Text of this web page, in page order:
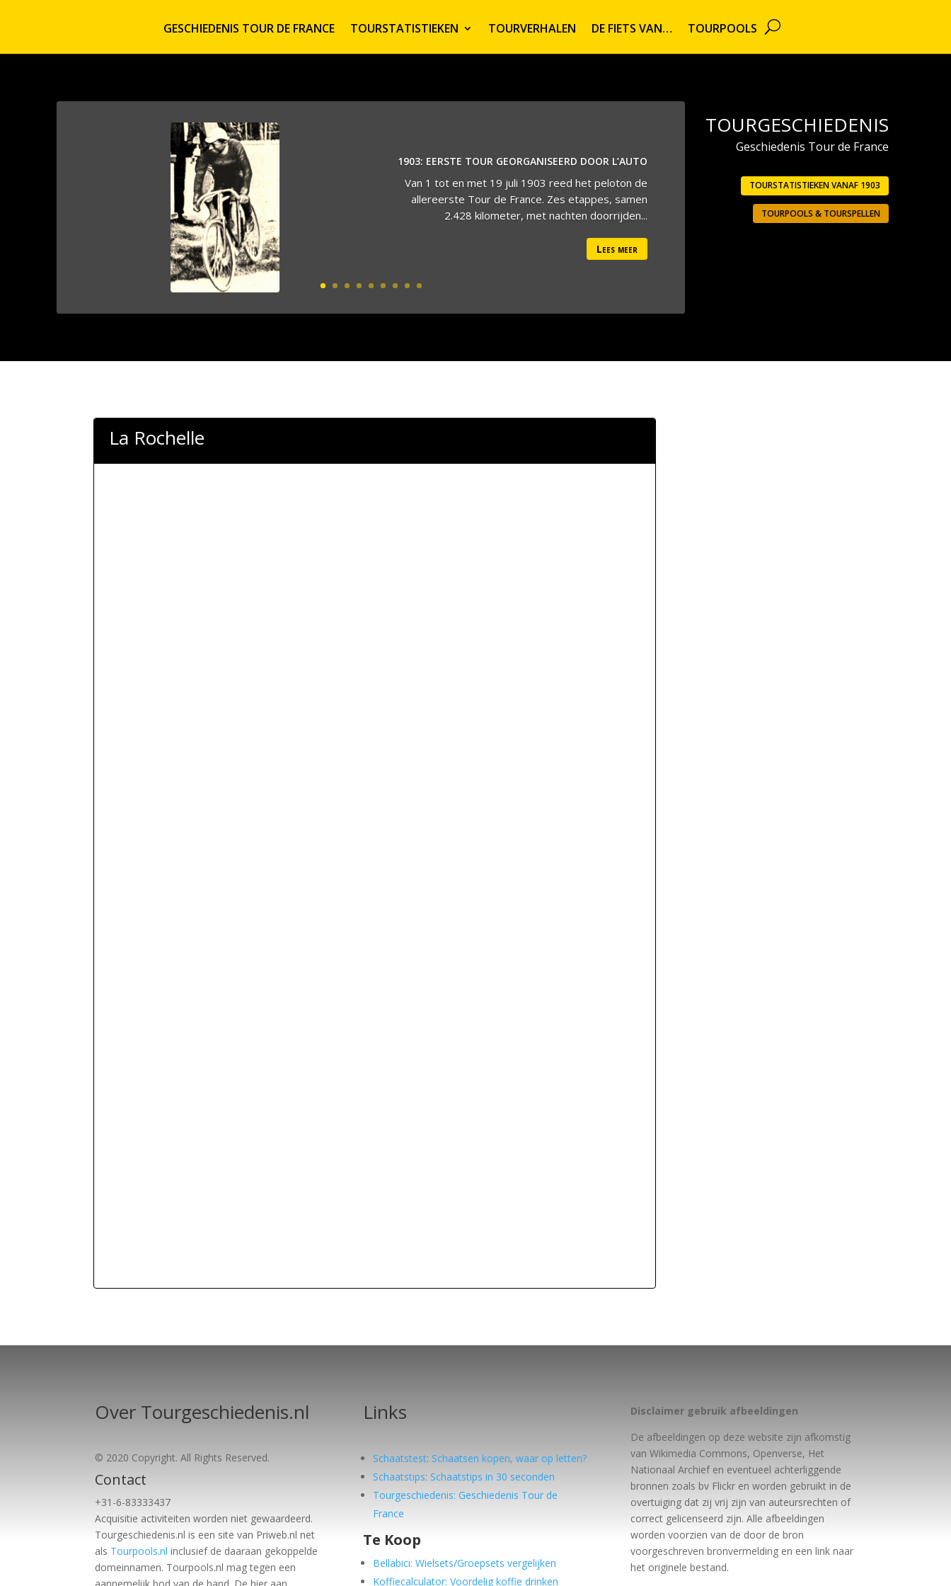
GESCHIEDENIS TOUR DE FRANCE TOURSTATISTIEKEN TOURVERHALEN DE FIETS VAN… TOURPOOLS
1903: EERSTE TOUR GEORGANISEERD DOOR L’AUTO
Van 1 tot en met 19 juli 1903 reed het peloton de
allereerste Tour de France. Zes etappes, samen
2.428 kilometer, met nachten doorrijden...
Lees meer
TOURGESCHIEDENIS
Geschiedenis Tour de France
TOURSTATISTIEKEN VANAF 1903
TOURPOOLS & TOURSPELLEN
La Rochelle
Over Tourgeschiedenis.nl
© 2020 Copyright. All Rights Reserved.
Contact
+31-6-83333437
Acquisitie activiteiten worden niet gewaardeerd.
Tourgeschiedenis.nl is een site van Priweb.nl net
als Tourpools.nl inclusief de daaraan gekoppelde
domeinnamen. Tourpools.nl mag tegen een
aannemelijk bod van de hand. De hier aan
Links
Schaatstest: Schaatsen kopen, waar op letten?
Schaatstips: Schaatstips in 30 seconden
Tourgeschiedenis: Geschiedenis Tour de
France
Te Koop
Bellabici: Wielsets/Groepsets vergelijken
Koffiecalculator: Voordelig koffie drinken
Disclaimer gebruik afbeeldingen
De afbeeldingen op deze website zijn afkomstig
van Wikimedia Commons, Openverse, Het
Nationaal Archief en eventueel achterliggende
bronnen zoals bv Flickr en worden gebruikt in de
overtuiging dat zij vrij zijn van auteursrechten of
correct gelicenseerd zijn. Alle afbeeldingen
worden voorzien van de door de bron
voorgeschreven bronvermelding en een link naar
het originele bestand.